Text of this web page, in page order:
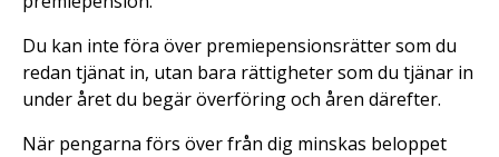
Du kan inte föra över premiepensionsrätter som du
redan tjänat in, utan bara rättigheter som du tjänar in
under året du begär överföring och åren därefter.
När pengarna förs över från dig minskas beloppet